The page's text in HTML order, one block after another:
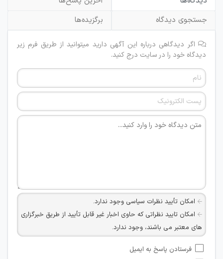
جستجوی دیدگاه
برگزیده‌ها
اگر دیدگاهی درباره این آگهی دارید میتوانید از طریق فرم زیر
دیدگاه خود را در سایت درج کنید.
امکان تأیید نظرات سیاسی وجود ندارد.
امکان تایید نظراتی که حاوی اخبار غیر قابل تأیید از طریق خبرگزاری
های معتبر می باشند، وجود ندارد.
شبکه های مجازی ارتباطی می باشند وجود ندارد.
فرستادن پاسخ به ایمیل